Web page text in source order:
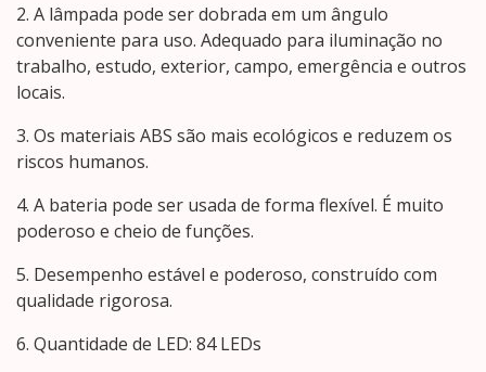
2. A lâmpada pode ser dobrada em um ângulo
conveniente para uso. Adequado para iluminação no
trabalho, estudo, exterior, campo, emergência e outros
locais.
3. Os materiais ABS são mais ecológicos e reduzem os
riscos humanos.
4. A bateria pode ser usada de forma flexível. É muito
poderoso e cheio de funções.
5. Desempenho estável e poderoso, construído com
qualidade rigorosa.
6. Quantidade de LED: 84 LEDs